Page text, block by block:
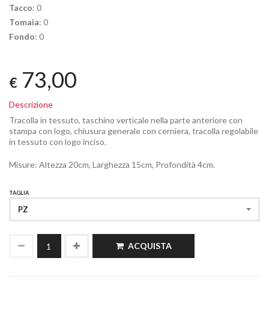
Tacco: 0
Tomaia: 0
Fondo: 0
€ 73,00
Descrizione
Tracolla in tessuto, taschino verticale nella parte anteriore con
stampa con logo, chiusura generale con cerniera, tracolla regolabile
in tessuto con logo inciso.
Misure: Altezza 20cm, Larghezza 15cm, Profondità 4cm.
TAGLIA
PZ
ACQUISTA